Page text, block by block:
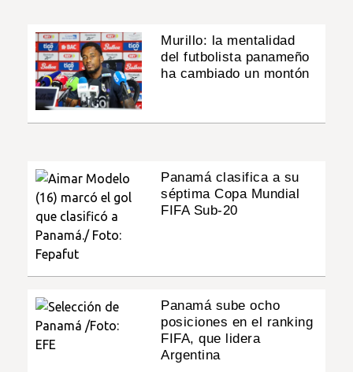
Murillo: la mentalidad
del futbolista panameño
ha cambiado un montón
Panamá clasifica a su
séptima Copa Mundial
FIFA Sub-20
Panamá sube ocho
posiciones en el ranking
FIFA, que lidera
Argentina